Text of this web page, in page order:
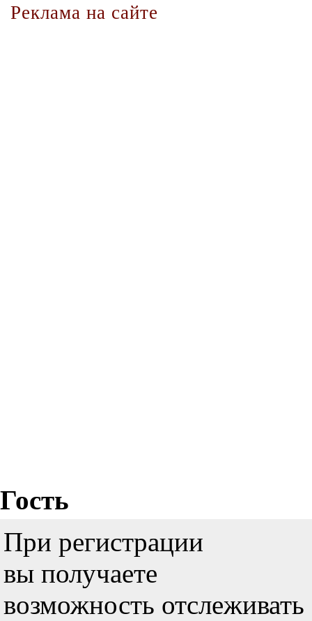
Реклама на сайте
Гость
При регистрации
вы получаете
возможность